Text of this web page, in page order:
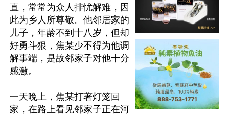
直，常常为众人排忧解难，因
此为乡人所尊敬。他邻居家的
儿子，年龄不到十八岁，但却
好勇斗狠，焦某少不得为他调
解事端，是故邻家子对他十分
感激。
一天晚上，焦某打著灯笼回
家，在路上看见邻家子正在河